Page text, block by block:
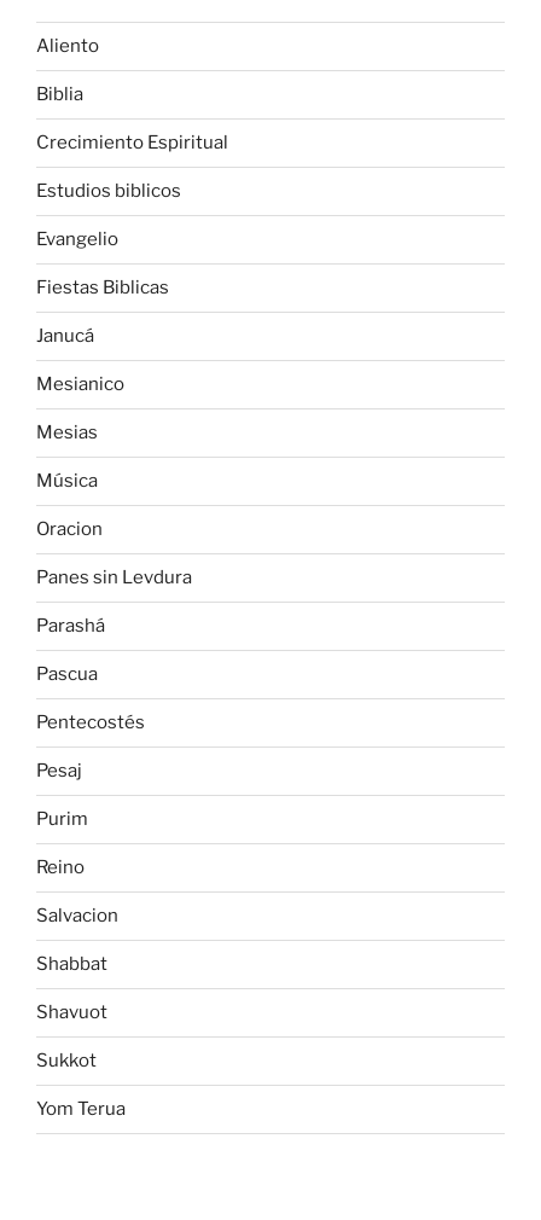
Aliento
Biblia
Crecimiento Espiritual
Estudios biblicos
Evangelio
Fiestas Biblicas
Janucá
Mesianico
Mesias
Música
Oracion
Panes sin Levdura
Parashá
Pascua
Pentecostés
Pesaj
Purim
Reino
Salvacion
Shabbat
Shavuot
Sukkot
Yom Terua